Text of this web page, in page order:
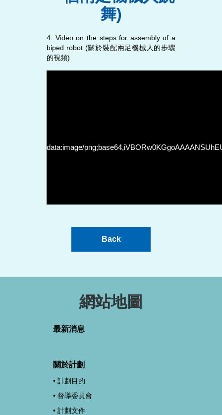
舞)
4. Video on the steps for assembly of a
biped robot (關於裝配兩足機械人的步驟
的視頻)
data:image/
Back
網站地圖
最新消息
關於計劃
計劃目的
督導委員會
計劃文件